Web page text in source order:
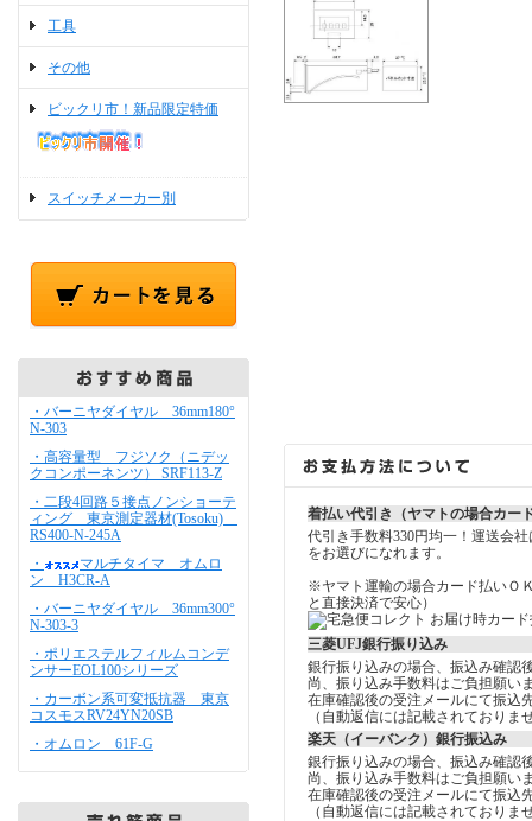
工具
その他
ビックリ市！新品限定特価
スイッチメーカー別
・バーニヤダイヤル 36mm180°
N-303
・高容量型 フジソク（ニデッ
クコンポーネンツ） SRF113-Z
・二段4回路５接点ノンショーテ
ィング 東京測定器材(Tosoku)
RS400-N-245A
・
マルチタイマ オムロ
ン H3CR-A
・バーニヤダイヤル 36mm300°
N-303-3
・ポリエステルフィルムコンデ
ンサーEOL100シリーズ
・カーボン系可変抵抗器 東京
コスモスRV24YN20SB
・オムロン 61F-G
着払い代引き（ヤマトの場合カー
代引き手数料330円均一！運送会
をお選びになれます。
※ヤマト運輸の場合カード払いＯ
と直接決済で安心）
三菱UFJ銀行振り込み
銀行振り込みの場合、振込み確認
尚、振り込み手数料はご負担願い
在庫確認後の受注メールにて振込
（自動返信には記載されておりま
楽天（イーバンク）銀行振込み
銀行振り込みの場合、振込み確認
尚、振り込み手数料はご負担願い
在庫確認後の受注メールにて振込
（自動返信には記載されておりま